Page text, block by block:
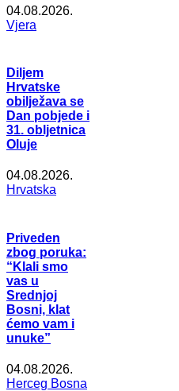
04.08.2026.
Vjera
Diljem
Hrvatske
obilježava se
Dan pobjede i
31. obljetnica
Oluje
04.08.2026.
Hrvatska
Priveden
zbog poruka:
“Klali smo
vas u
Srednjoj
Bosni, klat
ćemo vam i
unuke”
04.08.2026.
Herceg Bosna